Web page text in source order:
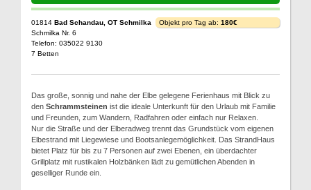
01814 Bad Schandau, OT Schmilka
Schmilka Nr. 6
Telefon: 035022 9130
7 Betten
Objekt pro Tag ab: 180€
Das große, sonnig und nahe der Elbe gelegene Ferienhaus mit Blick zu
den Schrammsteinen ist die ideale Unterkunft für den Urlaub mit Familie
und Freunden, zum Wandern, Radfahren oder einfach nur Relaxen.
Nur die Straße und der Elberadweg trennt das Grundstück vom eigenen
Elbestrand mit Liegewiese und Bootsanlegemöglichkeit. Das StrandHaus
bietet Platz für bis zu 7 Personen auf zwei Ebenen, ein überdachter
Grillplatz mit rustikalen Holzbänken lädt zu gemütlichen Abenden in
geselliger Runde ein.